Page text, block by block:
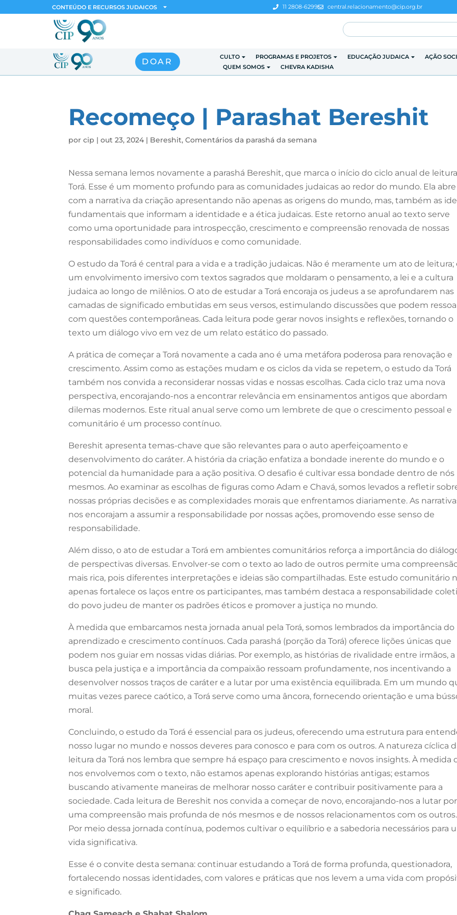
CONTEÚDO E RECURSOS JUDAICOS 11 2808-6299 central.relacionamento@cip.org.br
DOAR CULTO PROGRAMAS E PROJETOS EDUCAÇÃO JUDAICA
AÇÃO
QUEM SOMOS
CHEVRA KADISHA
Recomeço | Parashat Bereshit
porcip |out 23, 2024 | Bereshit,Comentários da parashá da semana
Nessa semana lemos novamente a parashá Bereshit, que marca o início do ciclo anual de
Torá. Esse é um momento profundo para as comunidades judaicas ao redor do mundo. Ela abre
com a narrativa da criação apresentando não apenas as origens do mundo, mas, também as
fundamentais que informam a identidade e a ética judaicas. Este retorno anual ao texto serve
como uma oportunidade para introspecção, crescimento e compreensão renovada de nossas
responsabilidades como indivíduos e como comunidade.
O estudo da Torá é central para a vida e a tradição judaicas. Não é meramente um ato de leitura;
um envolvimento imersivo com textos sagrados que moldaram o pensamento, a lei e a cultura
judaica ao longo de milênios. O ato de estudar a Torá encoraja os judeus a se aprofundarem nas
camadas de significado embutidas em seus versos, estimulando discussões que podem
com questões contemporâneas. Cada leitura pode gerar novos insights e reflexões, tornando o
texto um diálogo vivo em vez de um relato estático do passado.
A prática de começar a Torá novamente a cada ano é uma metáfora poderosa para renovação e
crescimento. Assim como as estações mudam e os ciclos da vida se repetem, o estudo da Torá
também nos convida a reconsiderar nossas vidas e nossas escolhas. Cada ciclo traz uma nova
perspectiva, encorajando-nos a encontrar relevância em ensinamentos antigos que abordam
dilemas modernos. Este ritual anual serve como um lembrete de que o crescimento pessoal e
comunitário é um processo contínuo.
Bereshit apresenta temas-chave que são relevantes para o auto aperfeiçoamento e
desenvolvimento do caráter. A história da criação enfatiza a bondade inerente do mundo e o
potencial da humanidade para a ação positiva. O desafio é cultivar essa bondade dentro de nós
mesmos. Ao examinar as escolhas de figuras como Adam e Chavá, somos levados a refletir
nossas próprias decisões e as complexidades morais que enfrentamos diariamente. As
nos encorajam a assumir a responsabilidade por nossas ações, promovendo esse senso de
responsabilidade.
Além disso, o ato de estudar a Torá em ambientes comunitários reforça a importância do
de perspectivas diversas. Envolver-se com o texto ao lado de outros permite uma
mais rica, pois diferentes interpretações e ideias são compartilhadas. Este estudo comunitário
apenas fortalece os laços entre os participantes, mas também destaca a responsabilidade
do povo judeu de manter os padrões éticos e promover a justiça no mundo.
À medida que embarcamos nesta jornada anual pela Torá, somos lembrados da importância do
aprendizado e crescimento contínuos. Cada parashá (porção da Torá) oferece lições únicas que
podem nos guiar em nossas vidas diárias. Por exemplo, as histórias de rivalidade entre irmãos, a
busca pela justiça e a importância da compaixão ressoam profundamente, nos incentivando a
desenvolver nossos traços de caráter e a lutar por uma existência equilibrada. Em um mundo
muitas vezes parece caótico, a Torá serve como uma âncora, fornecendo orientação e uma
moral.
Concluindo, o estudo da Torá é essencial para os judeus, oferecendo uma estrutura para
nosso lugar no mundo e nossos deveres para conosco e para com os outros. A natureza cíclica
leitura da Torá nos lembra que sempre há espaço para crescimento e novos insights. À medida
nos envolvemos com o texto, não estamos apenas explorando histórias antigas; estamos
buscando ativamente maneiras de melhorar nosso caráter e contribuir positivamente para a
sociedade. Cada leitura de Bereshit nos convida a começar de novo, encorajando-nos a lutar por
uma compreensão mais profunda de nós mesmos e de nossos relacionamentos com os outros.
Por meio dessa jornada contínua, podemos cultivar o equilíbrio e a sabedoria necessários para
vida significativa.
Esse é o convite desta semana: continuar estudando a Torá de forma profunda, questionadora,
fortalecendo nossas identidades, com valores e práticas que nos levem a uma vida com
e significado.